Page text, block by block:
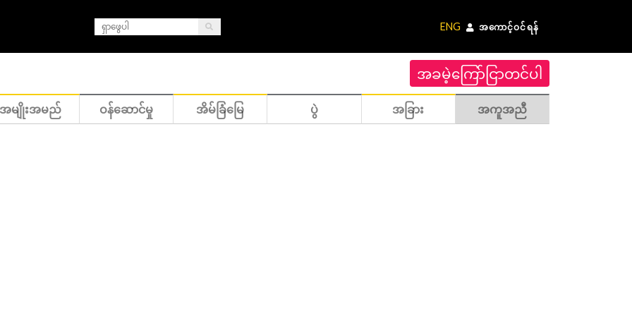
ENG အကောင့်ဝင်ရန်
အခမဲ့ကြော်ငြာတင်ပါ
အမျိုးအမည် ဝန်ဆောင်မှု အိမ်ခြံမြေ ပွဲ အခြား အကူအညီ